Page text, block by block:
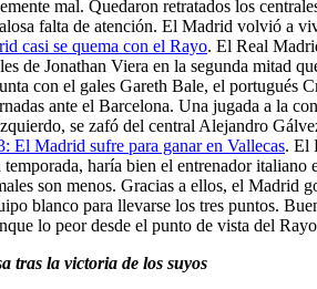
mal. Quedaron retratados los
falta de atención. El Madrid volvió a
casi se quema con el Rayo. El Real
de Jonathan Viera en la segunda mitad
con el gales Gareth Bale, el portugués
ante el Barcelona. Una jugada a la
se zafó del central Alejandro
El Madrid sufre para ganar en Vallecas. El
temporada, haría bien el entrenador
son menos. Gracias a ellos, el
blanco para llevarse los tres puntos.
lo peor desde el punto de vista del
tras la victoria de los suyos